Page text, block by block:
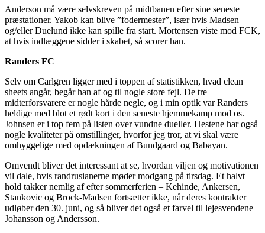
Anderson må være selvskreven på midtbanen efter sine seneste
præstationer. Yakob kan blive ”fodermester”, især hvis Madsen
og/eller Duelund ikke kan spille fra start. Mortensen viste mod FCK,
at hvis indlæggene sidder i skabet, så scorer han.
Randers FC
Selv om Carlgren ligger med i toppen af statistikken, hvad clean
sheets angår, begår han af og til nogle store fejl. De tre
midterforsvarere er nogle hårde negle, og i min optik var Randers
heldige med blot et rødt kort i den seneste hjemmekamp mod os.
Johnsen er i top fem på listen over vundne dueller. Hestene har også
nogle kvaliteter på omstillinger, hvorfor jeg tror, at vi skal være
omhyggelige med opdækningen af Bundgaard og Babayan.
Omvendt bliver det interessant at se, hvordan viljen og motivationen
vil dale, hvis randrusianerne møder modgang på tirsdag. Et halvt
hold takker nemlig af efter sommerferien – Kehinde, Ankersen,
Stankovic og Brock-Madsen fortsætter ikke, når deres kontrakter
udløber den 30. juni, og så bliver det også et farvel til lejesvendene
Johansson og Andersson.